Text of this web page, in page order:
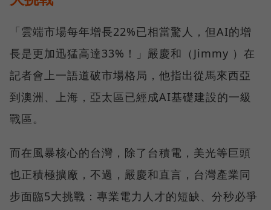
「雲端市場每年增長22%已相當驚人，但AI的增
長是更加迅猛高達33%！」嚴慶和（Jimmy ）在
記者會上一語道破市場格局，他指出從馬來西亞
到澳洲、上海，亞太區已經成AI基礎建設的一級
戰區。
而在風暴核心的台灣，除了台積電，美光等巨頭
也正積極擴廠，不過，嚴慶和直言，台灣產業同
步面臨5大挑戰：專業電力人才的短缺、分秒必爭